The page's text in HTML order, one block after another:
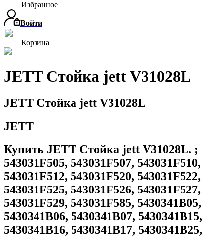
Избранное
Войти
Корзина
JETT Стойка jett V31028L
JETT Стойка jett V31028L
JETT
Купить JETT Стойка jett V31028L. ;
543031F505, 543031F507, 543031F510,
543031F512, 543031F520, 543031F522,
543031F525, 543031F526, 543031F527,
543031F529, 543031F585, 5430341B05,
5430341B06, 5430341B07, 5430341B15,
5430341B16, 5430341B17, 5430341B25,